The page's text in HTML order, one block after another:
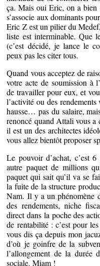
ça. Mais oui Eric, on a bien
s’associe aux dominants
Eric Z est un pilier du
liste est interminable. Que
(c’est décidé, je lance le
peux pas les citer tous.
Quand vous acceptez de
votre acte de soumission à
de travailler pour eux, et
l’activité ou des
hausse… pas du salaire,
renoncé quand Attali vous
il est un des architectes
vous allez bientôt proposer
Le pouvoir d’achat, c’est
autre paquet de millions
paquet qui sait qu’il va se
la fuite de la structure
Nam. Il y a un phénomène
des rendements, niche
direct dans la poche des
de rentabilité : c’est pour
vous dis ça depuis mon
d’où je goinfre de la
l’allongement de la durée
sociale. Miam !